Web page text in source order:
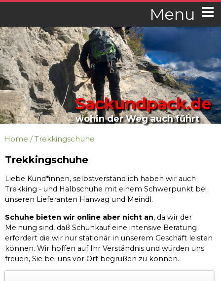
Menu
Sackundpack.de
wohin der Weg auch führt
Home /Trekkingschuhe
Trekkingschuhe
Liebe Kund*innen, selbstverständlich haben wir auch
Trekking - und Halbschuhe mit einem Schwerpunkt bei
unseren Lieferanten Hanwag und Meindl.
Schuhe bieten wir online aber nicht an, da wir der
Meinung sind, daß Schuhkauf eine intensive Beratung
erfordert die wir nur stationär in unserem Geschäft leisten
können. Wir hoffen auf Ihr Verständnis und würden uns
freuen, Sie bei uns vor Ort begrüßen zu können.